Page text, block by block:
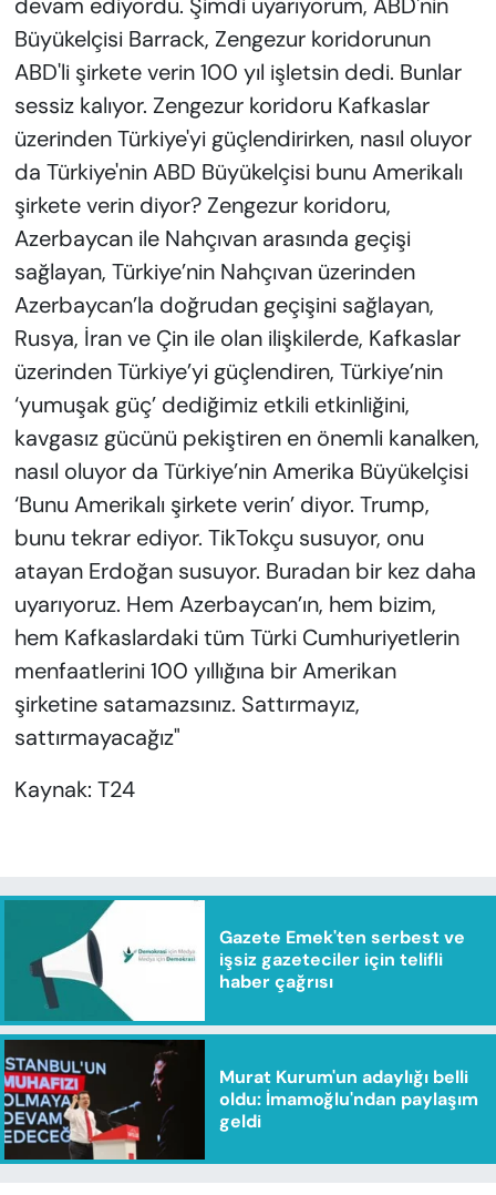
devam ediyordu. Şimdi uyarıyorum, ABD'nin
Büyükelçisi Barrack, Zengezur koridorunun
ABD'li şirkete verin 100 yıl işletsin dedi. Bunlar
sessiz kalıyor. Zengezur koridoru Kafkaslar
üzerinden Türkiye'yi güçlendirirken, nasıl oluyor
da Türkiye'nin ABD Büyükelçisi bunu Amerikalı
şirkete verin diyor? Zengezur koridoru,
Azerbaycan ile Nahçıvan arasında geçişi
sağlayan, Türkiye’nin Nahçıvan üzerinden
Azerbaycan’la doğrudan geçişini sağlayan,
Rusya, İran ve Çin ile olan ilişkilerde, Kafkaslar
üzerinden Türkiye’yi güçlendiren, Türkiye’nin
‘yumuşak güç’ dediğimiz etkili etkinliğini,
kavgasız gücünü pekiştiren en önemli kanalken,
nasıl oluyor da Türkiye’nin Amerika Büyükelçisi
‘Bunu Amerikalı şirkete verin’ diyor. Trump,
bunu tekrar ediyor. TikTokçu susuyor, onu
atayan Erdoğan susuyor. Buradan bir kez daha
uyarıyoruz. Hem Azerbaycan’ın, hem bizim,
hem Kafkaslardaki tüm Türki Cumhuriyetlerin
menfaatlerini 100 yıllığına bir Amerikan
şirketine satamazsınız. Sattırmayız,
sattırmayacağız"
Kaynak: T24
Gazete Emek'ten serbest ve
işsiz gazeteciler için telifli
haber çağrısı
Murat Kurum'un adaylığı belli
oldu: İmamoğlu'ndan paylaşım
geldi